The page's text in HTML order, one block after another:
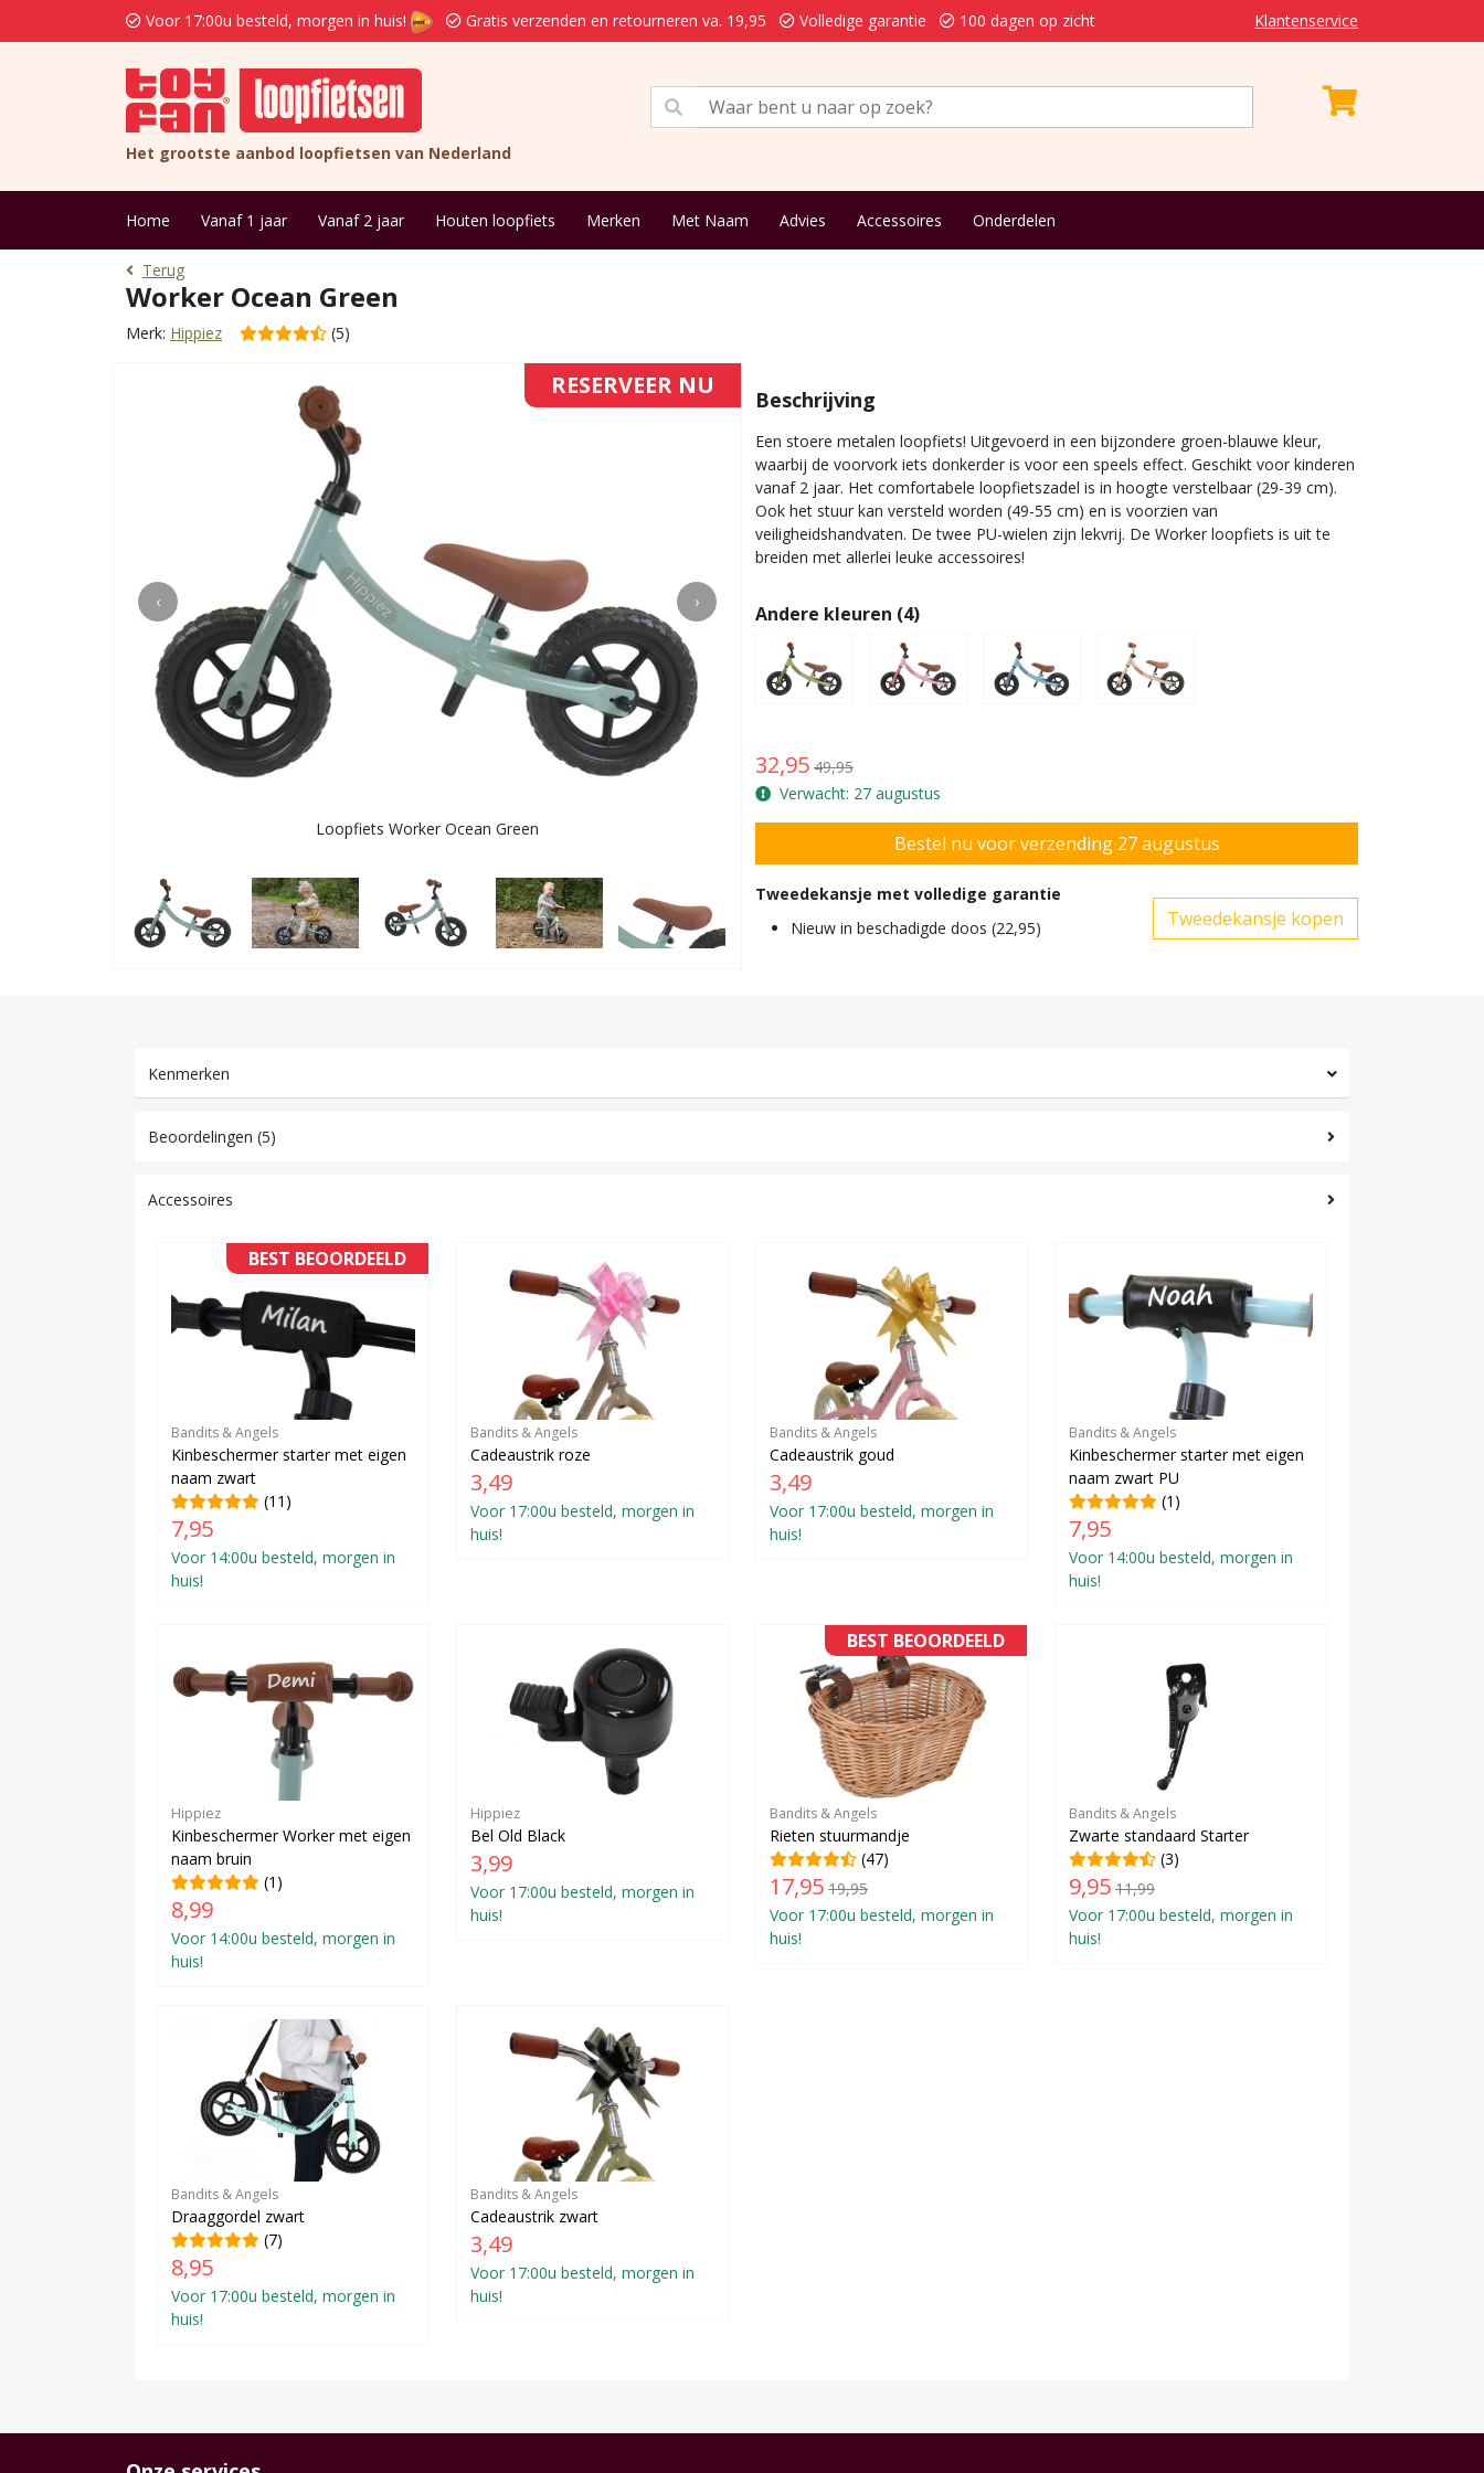
Voor 17:00u besteld, morgen in huis! Gratis verzenden en retourneren va. 19,95 Volledige garantie 100 dagen op zicht Klantenservice
Het grootste aanbod loopfietsen van Nederland
Home Vanaf 1 jaar Vanaf 2 jaar Houten loopfiets Merken Met Naam Advies Accessoires Onderdelen
Terug
Worker Ocean Green
Merk: Hippiez (5)
RESERVEER NU
‹ ›
Loopfiets Worker Ocean Green Lies is 2 jaar en 98 cm lang
Beschrijving
Een stoere metalen loopfiets! Uitgevoerd in een bijzondere groen-blauwe kleur,
waarbij de voorvork iets donkerder is voor een speels effect. Geschikt voor kinderen
vanaf 2 jaar. Het comfortabele loopfietszadel is in hoogte verstelbaar (29-39 cm).
Ook het stuur kan versteld worden (49-55 cm) en is voorzien van
veiligheidshandvaten. De twee PU-wielen zijn lekvrij. De Worker loopfiets is uit te
breiden met allerlei leuke accessoires!
Andere kleuren (4)
32,95 49,95
Verwacht: 27 augustus
Tweedekansje met volledige garantie
Nieuw in beschadigde doos (22,95)
Kenmerken
Beoordelingen (5)
Accessoires
BEST BEOORDEELD
Bandits & Angels
Kinbeschermer starter met eigen
naam zwart
(11)
7,95
Voor 14:00u besteld, morgen in
huis!
Bandits & Angels
Cadeaustrik roze
3,49
Voor 17:00u besteld, morgen in
huis!
Bandits & Angels
Cadeaustrik goud
3,49
Voor 17:00u besteld, morgen in
huis!
Bandits & Angels
Kinbeschermer starter met eigen
naam zwart PU
(1)
7,95
Voor 14:00u besteld, morgen in
huis!
Hippiez
Kinbeschermer Worker met eigen
naam bruin
(1)
8,99
Voor 14:00u besteld, morgen in
huis!
Hippiez
Bel Old Black
3,99
Voor 17:00u besteld, morgen in
huis!
BEST BEOORDEELD
Bandits & Angels
Rieten stuurmandje
(47)
17,95 19,95
Voor 17:00u besteld, morgen in
huis!
Bandits & Angels
Zwarte standaard Starter
(3)
9,95 11,99
Voor 17:00u besteld, morgen in
huis!
Bandits & Angels
Draaggordel zwart
(7)
8,95
Voor 17:00u besteld, morgen in
huis!
Bandits & Angels
Cadeaustrik zwart
3,49
Voor 17:00u besteld, morgen in
huis!